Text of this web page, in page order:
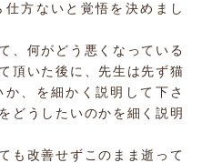
方ないと覚悟を決めまし
、何がどう悪くなっている
頂いた後に、先生は先ず猫
、を細かく説明して下さ
どうしたいのかを細く説明
も改善せずこのまま逝って